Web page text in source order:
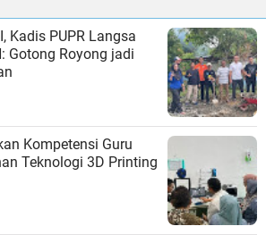
Kadis PUPR Langsa
Gotong Royong jadi
Kompetensi Guru
Teknologi 3D Printing